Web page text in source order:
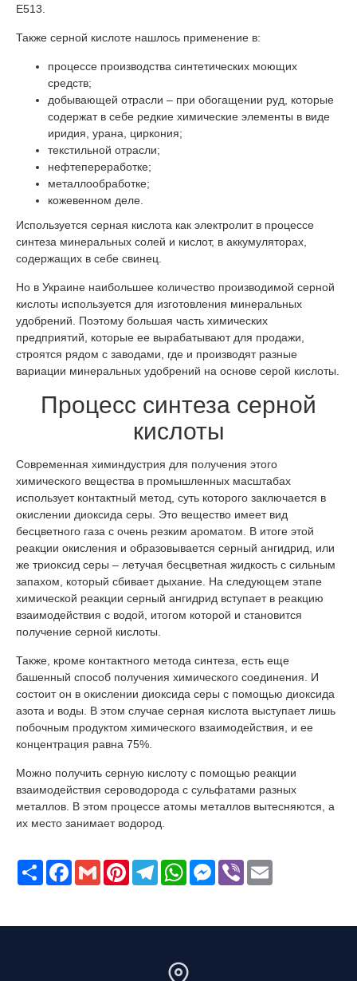
Е513.
Также серной кислоте нашлось применение в:
процессе производства синтетических моющих
средств;
добывающей отрасли – при обогащении руд, которые
содержат в себе редкие химические элементы в виде
иридия, урана, циркония;
текстильной отрасли;
нефтепереработке;
металлообработке;
кожевенном деле.
Используется серная кислота как электролит в процессе
синтеза минеральных солей и кислот, в аккумуляторах,
содержащих в себе свинец.
Но в Украине наибольшее количество производимой серной
кислоты используется для изготовления минеральных
удобрений. Поэтому большая часть химических
предприятий, которые ее вырабатывают для продажи,
строятся рядом с заводами, где и производят разные
вариации минеральных удобрений на основе серой кислоты.
Процесс синтеза серной
кислоты
Современная химиндустрия для получения этого
химического вещества в промышленных масштабах
использует контактный метод, суть которого заключается в
окислении диоксида серы. Это вещество имеет вид
бесцветного газа с очень резким ароматом. В итоге этой
реакции окисления и образовывается серный ангидрид, или
же триоксид серы – летучая бесцветная жидкость с сильным
запахом, который сбивает дыхание. На следующем этапе
химической реакции серный ангидрид вступает в реакцию
взаимодействия с водой, итогом которой и становится
получение серной кислоты.
Также, кроме контактного метода синтеза, есть еще
башенный способ получения химического соединения. И
состоит он в окислении диоксида серы с помощью диоксида
азота и воды. В этом случае серная кислота выступает лишь
побочным продуктом химического взаимодействия, и ее
концентрация равна 75%.
Можно получить серную кислоту с помощью реакции
взаимодействия сероводорода с сульфатами разных
металлов. В этом процессе атомы металлов вытесняются, а
их место занимает водород.
ПоширитиFacebook
Gmail PinterestTelegramWhatsAppMessenger
Viber